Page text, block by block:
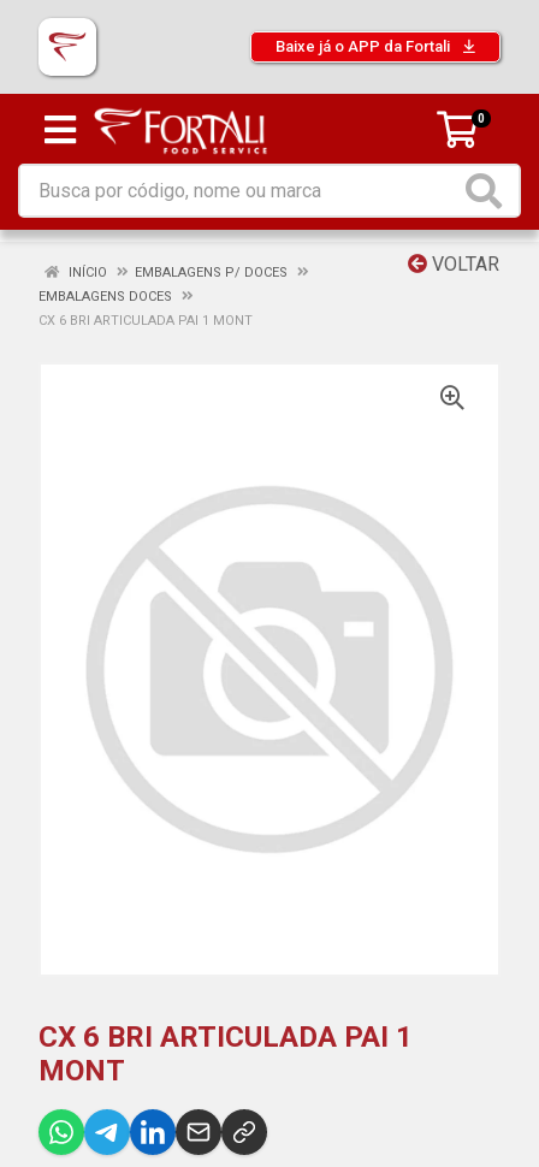
Baixe já o APP da Fortali
0
VOLTAR
INÍCIO
EMBALAGENS P/ DOCES
EMBALAGENS DOCES
CX 6 BRI ARTICULADA PAI 1 MONT
CX 6 BRI ARTICULADA PAI 1
MONT